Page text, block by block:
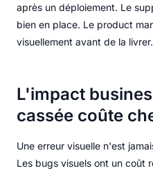
après un déploiement. Le
bien en place. Le product
visuellement avant de la livrer.
L'impact
cassée coûte
Une erreur visuelle n'est
Les bugs visuels ont un coût